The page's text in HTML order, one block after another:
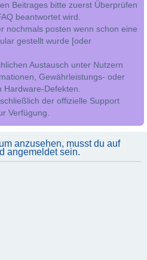
Beitrages bitte zuerst Überprüfen
beantwortet wird.
nochmals posten wenn schon eine
gestellt wurde [oder
Austausch unter Nutzern
Gewährleistungs- oder
Hardware-Defekten.
der offizielle Support
Verfügung.
anzusehen, musst du auf
angemeldet sein.